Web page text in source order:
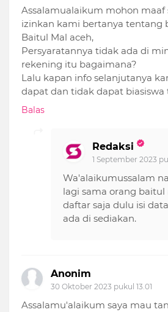
Assalamualaikum mohon maaf
izinkan kami bertanya tentang
Baitul Mal aceh,
Persyaratannya tidak ada di
rekening itu bagaimana?
Lalu kapan info selanjutanya
dapat dan tidak dapat biasiswa
Balas
Redaksi
1 September 2023
Wa'alaikumussalam
lagi sama orang baitul
daftar saja dulu isi
ada di sediakan.
Anonim
30 Oktober 2023 pukul 13.01
Assalamu'alaikum saya mau